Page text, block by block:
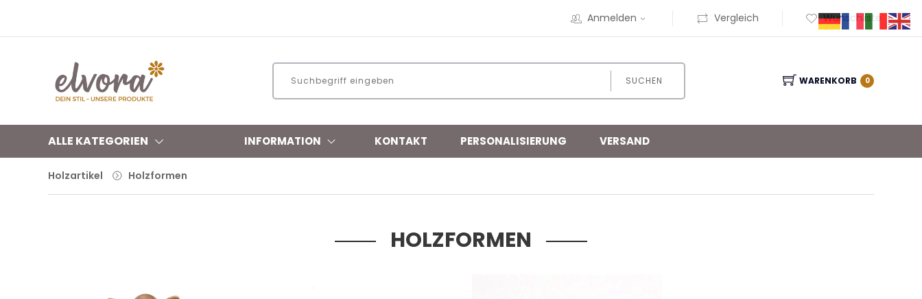
Anmelden Vergleich Wunschliste
SUCHEN WARENKORB 0
ALLE KATEGORIEN INFORMATION KONTAKT PERSONALISIERUNG VERSAND
Holzartikel Holzformen
HOLZFORMEN